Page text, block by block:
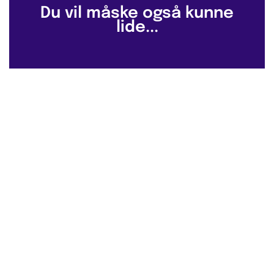
Du vil måske også kunne
lide...